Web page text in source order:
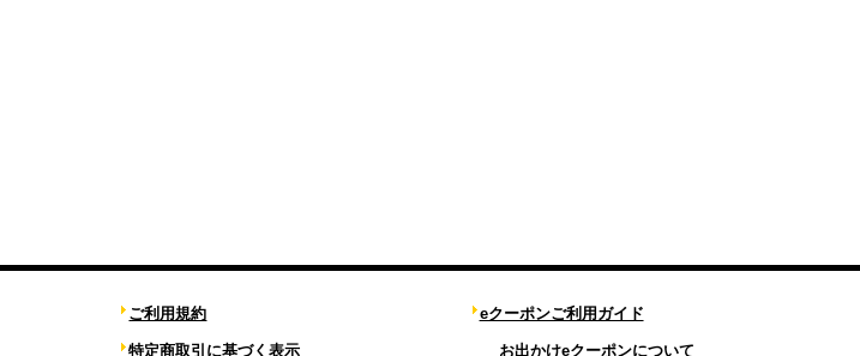
ご利用規約
特定商取引に基づく表示
eクーポンご利用ガイド
お出かけeクーポンについて